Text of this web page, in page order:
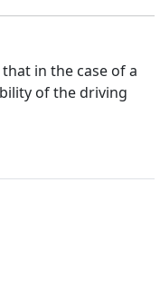
in the case of a
of the driving